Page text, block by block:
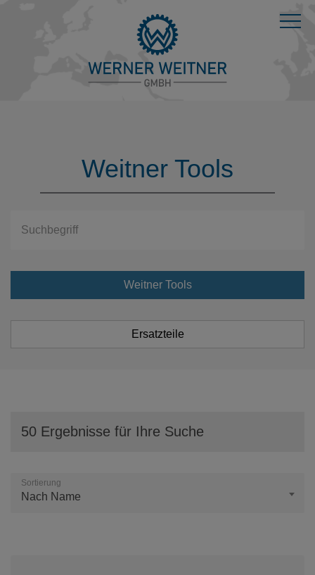
Weitner Tools
Suchbegriff
Weitner Tools
Ersatzteile
50 Ergebnisse für Ihre Suche
Nach Name
Sortierung